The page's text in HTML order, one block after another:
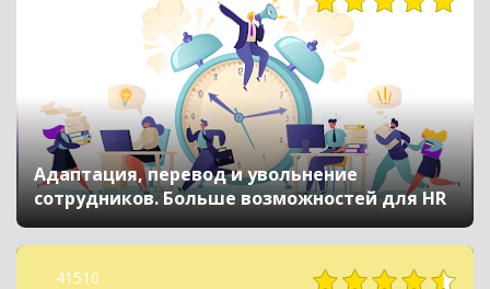
Адаптация, перевод и увольнение
сотрудников. Больше возможностей для HR
41510